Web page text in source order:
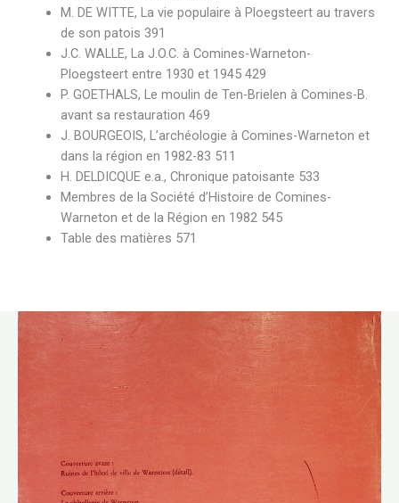
M. DE WITTE, La vie populaire à Ploegsteert au travers
de son patois 391
J.C. WALLE, La J.O.C. à Comines-Warneton-
Ploegsteert entre 1930 et 1945 429
P. GOETHALS, Le moulin de Ten-Brielen à Comines-B.
avant sa restauration 469
J. BOURGEOIS, L’archéologie à Comines-Warneton et
dans la région en 1982-83 511
H. DELDICQUE e.a., Chronique patoisante 533
Membres de la Société d’Histoire de Comines-
Warneton et de la Région en 1982 545
Table des matières 571